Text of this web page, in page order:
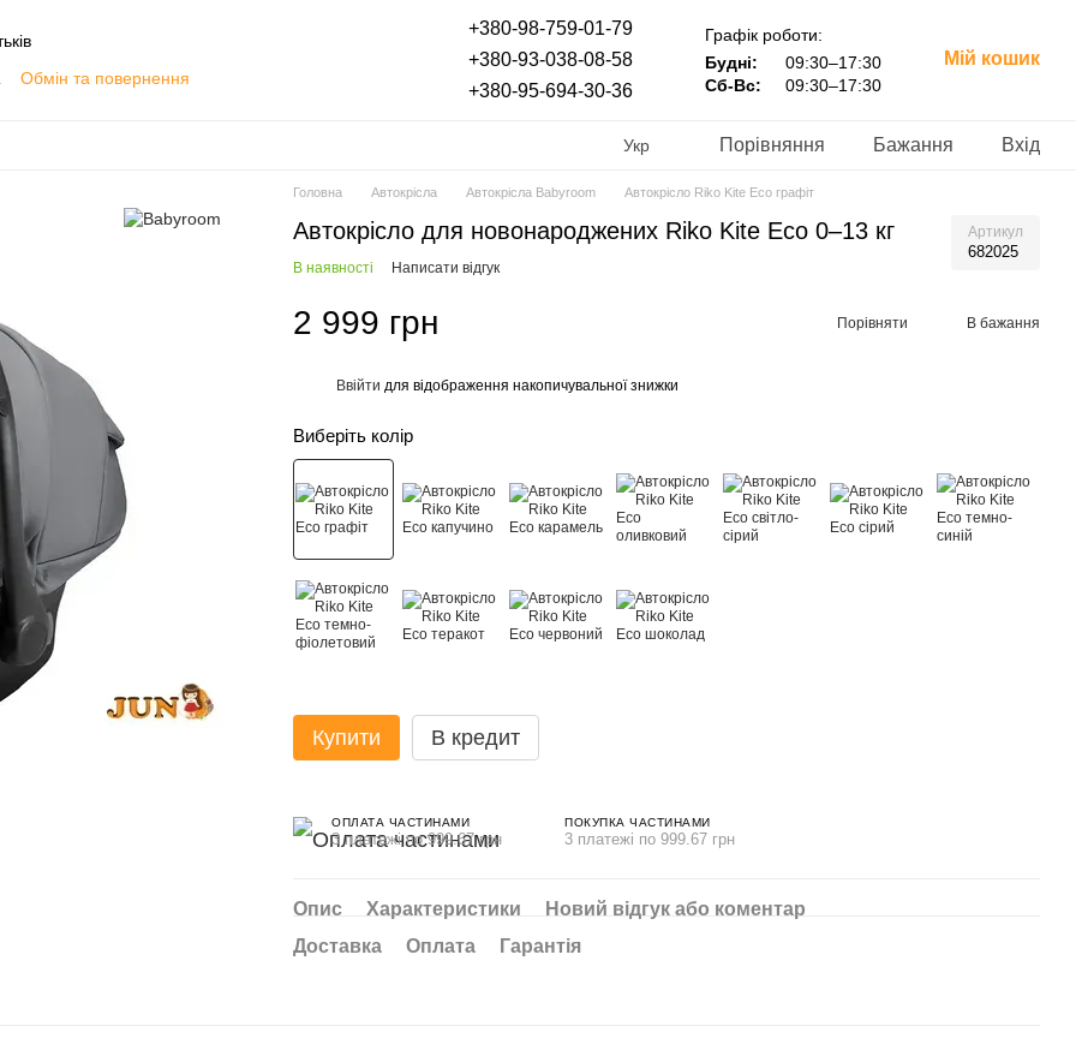
Обмін та повернення
+380-98-759-01-79
+380-93-038-08-58
+380-95-694-30-36
Графік роботи:
Будні:
09:30–17:30
Сб-Вс:
09:30–17:30
Мій кошик
Укр Порівняння Бажання Вхід
Головна Автокрісла Автокрісла Babyroom Автокрісло Riko Kite Eco графіт
Автокрісло для новонароджених Riko Kite Eco 0–13 кг Артикул
682025
В наявності Написати відгук
2 999 грн Порівняти В бажання
Ввійти для відображення накопичувальної знижки
Виберіть колір
Купити В кредит
ОПЛАТА ЧАСТИНАМИ
3 платежі по 999.67 грн
ПОКУПКА ЧАСТИНАМИ
3 платежі по 999.67 грн
Опис Характеристики
Новий відгук або коментар
Доставка
Оплата Гарантія